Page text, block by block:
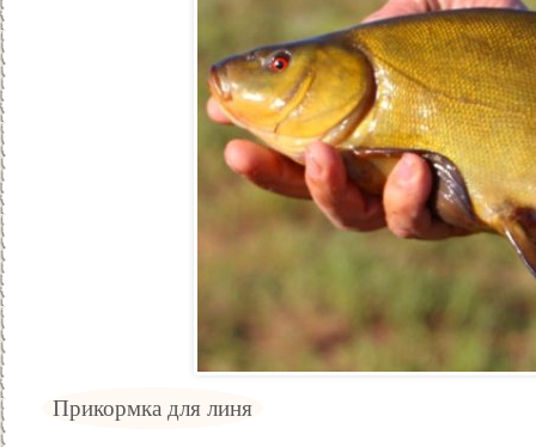
Прикормка для линя